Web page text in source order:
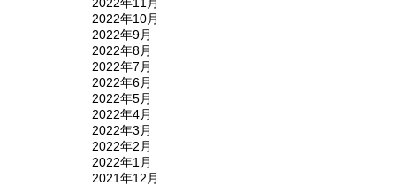
2022年10月
2022年9月
2022年8月
2022年7月
2022年6月
2022年5月
2022年4月
2022年3月
2022年2月
2022年1月
2021年12月